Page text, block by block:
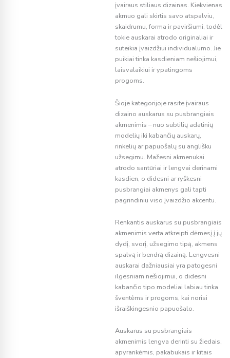
įvairaus stiliaus dizainas. Kiekvienas
akmuo gali skirtis savo atspalviu,
skaidrumu, forma ir paviršiumi, todėl
tokie auskarai atrodo originaliai ir
suteikia įvaizdžiui individualumo. Jie
puikiai tinka kasdieniam nešiojimui,
laisvalaikiui ir ypatingoms
progoms.
Šioje kategorijoje rasite įvairaus
dizaino auskarus su pusbrangiais
akmenimis – nuo subtilių adatinių
modelių iki kabančių auskarų,
rinkelių ar papuošalų su anglišku
užsegimu. Mažesni akmenukai
atrodo santūriai ir lengvai derinami
kasdien, o didesni ar ryškesni
pusbrangiai akmenys gali tapti
pagrindiniu viso įvaizdžio akcentu.
Renkantis auskarus su pusbrangiais
akmenimis verta atkreipti dėmesį į jų
dydį, svorį, užsegimo tipą, akmens
spalvą ir bendrą dizainą. Lengvesni
auskarai dažniausiai yra patogesni
ilgesniam nešiojimui, o didesni
kabančio tipo modeliai labiau tinka
šventėms ir progoms, kai norisi
išraiškingesnio papuošalo.
Auskarus su pusbrangiais
akmenimis lengva derinti su žiedais,
apyrankėmis, pakabukais ir kitais